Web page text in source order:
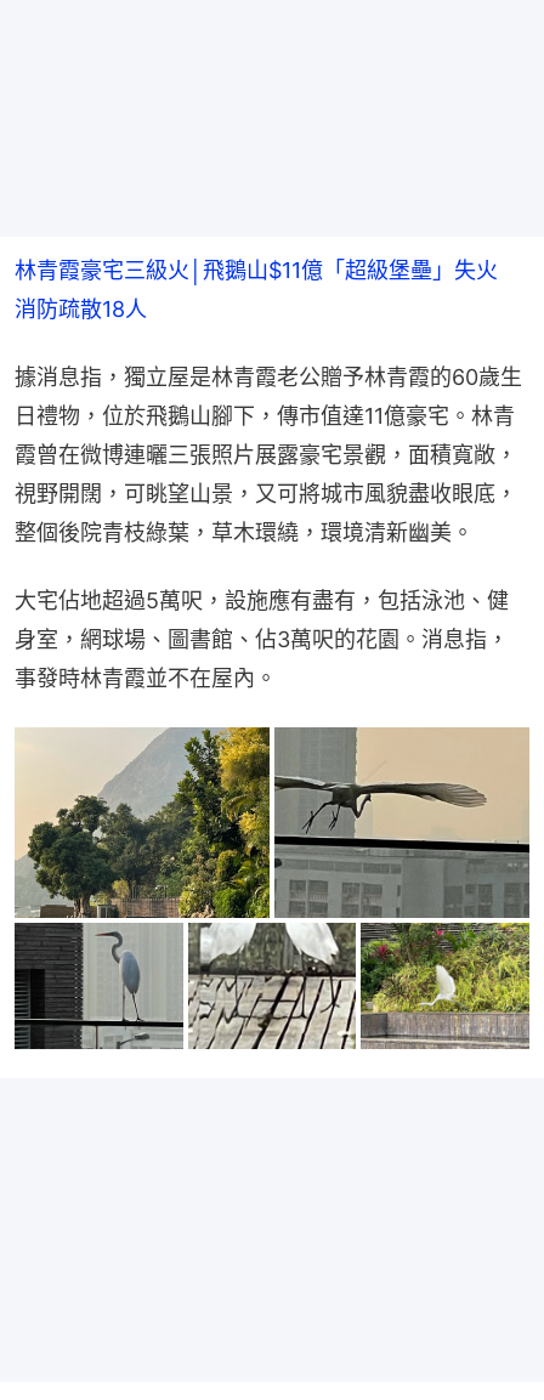
林青霞豪宅三級火│飛鵝山$11億「超級堡壘」失火
消防疏散18人
據消息指，獨立屋是林青霞老公贈予林青霞的60歲生
日禮物，位於飛鵝山腳下，傳市值達11億豪宅。林青
霞曾在微博連曬三張照片展露豪宅景觀，面積寬敞，
視野開闊，可眺望山景，又可將城市風貌盡收眼底，
整個後院青枝綠葉，草木環繞，環境清新幽美。
大宅佔地超過5萬呎，設施應有盡有，包括泳池、健
身室，網球場、圖書館、佔3萬呎的花園。消息指，
事發時林青霞並不在屋內。